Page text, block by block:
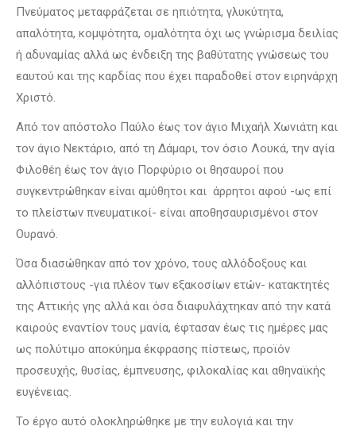
Πνεύματος μεταφράζεται σε ηπιότητα, γλυκύτητα,
απαλότητα, κομψότητα, ομαλότητα όχι ως γνώρισμα δειλίας
ή αδυναμίας αλλά ως ένδειξη της βαθύτατης γνώσεως του
εαυτού και της καρδίας που έχει παραδοθεί στον ειρηνάρχη
Χριστό.
Από τον απόστολο Παύλο έως τον άγιο Μιχαήλ Χωνιάτη και
τον άγιο Νεκτάριο, από τη Δάμαρι, τον όσιο Λουκά, την αγία
Φιλοθέη έως τον άγιο Πορφύριο οι θησαυροί που
συγκεντρώθηκαν είναι αμύθητοι και άρρητοι αφού -ως επί
το πλείστων πνευματικοί- είναι αποθησαυρισμένοι στον
Ουρανό.
Όσα διασώθηκαν από τον χρόνο, τους αλλόδοξους και
αλλόπιστους -για πλέον των εξακοσίων ετών- κατακτητές
της Αττικής γης αλλά και όσα διαφυλάχτηκαν από την κατά
καιρούς εναντίον τους μανία, έφτασαν έως τις ημέρες μας
ως πολύτιμο αποκύημα έκφρασης πίστεως, προϊόν
προσευχής, θυσίας, έμπνευσης, φιλοκαλίας και αθηναϊκής
ευγένειας.
Το έργο αυτό ολοκληρώθηκε με την ευλογιά και την